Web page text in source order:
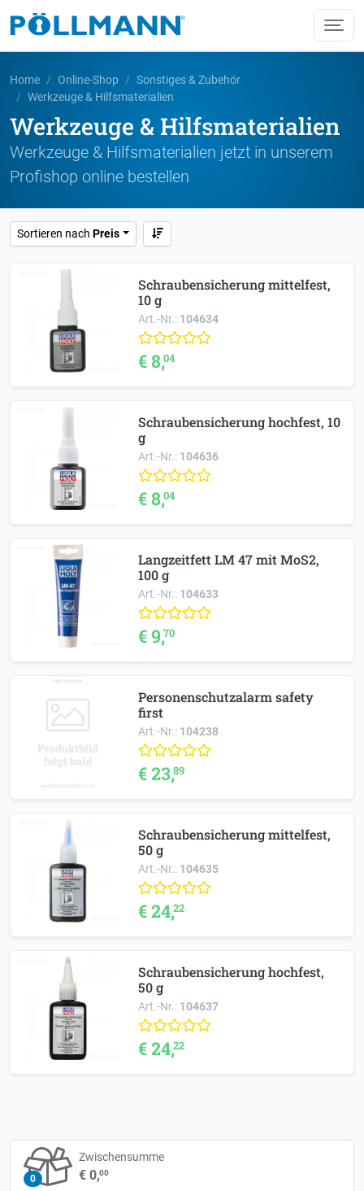
Home Online-Shop
Sonstiges & Zubehör
Werkzeuge & Hilfsmaterialien
Werkzeuge & Hilfsmaterialien
Werkzeuge & Hilfsmaterialien jetzt in unserem
Profishop online bestellen
Sortieren nach Preis
Schraubensicherung mittelfest,
10 g
Art.-Nr.: 104634
€ 8,04
Schraubensicherung hochfest, 10
g
Art.-Nr.: 104636
€ 8,04
Langzeitfett LM 47 mit MoS2,
100 g
Art.-Nr.: 104633
€ 9,70
Personenschutzalarm safety
first
Art.-Nr.: 104238
€ 23,89
Schraubensicherung mittelfest,
50 g
Art.-Nr.: 104635
€ 24,22
Schraubensicherung hochfest,
50 g
Art.-Nr.: 104637
€ 24,22
0
Zwischensumme
€ 0,00